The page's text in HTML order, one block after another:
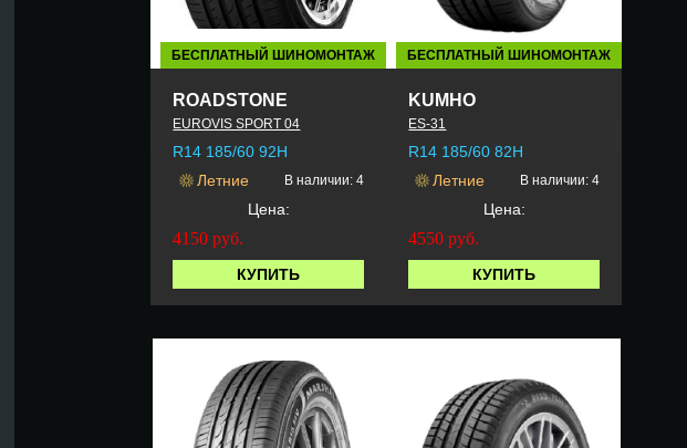
БЕСПЛАТНЫЙ ШИНОМОНТАЖ
ROADSTONE
EUROVIS SPORT 04
R14 185/60 92H
Летние
В наличии: 4
Цена:
4150руб.
КУПИТЬ
БЕСПЛАТНЫЙ ШИНОМОНТАЖ
KUMHO
ES-31
R14 185/60 82H
Летние
В наличии: 4
Цена:
4550руб.
КУПИТЬ